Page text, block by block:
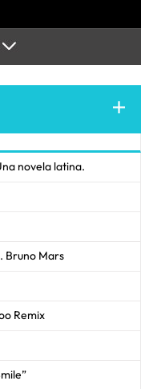
novela latina.
Bruno Mars
Remix